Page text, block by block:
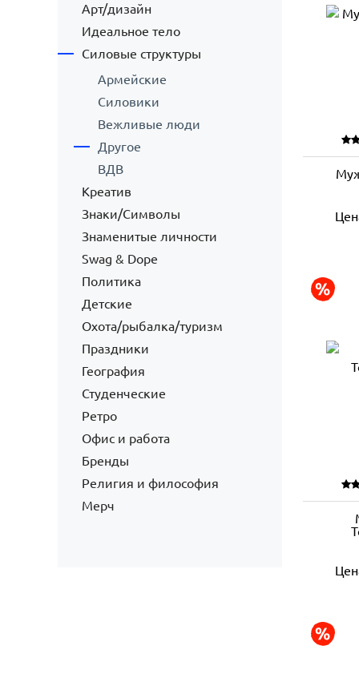
Арт/дизайн
Идеальное тело
Силовые структуры
Армейские
Силовики
Вежливые люди
Другое
ВДВ
Креатив
Знаки/Символы
Знаменитые личности
Swag & Dope
Политика
Детские
Охота/рыбалка/туризм
Праздники
География
Студенческие
Ретро
Офис и работа
Бренды
Религия и философия
Мерч